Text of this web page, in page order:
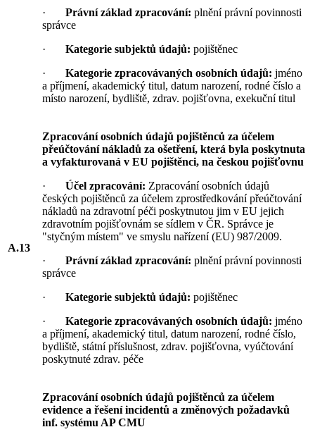
· Právní základ zpracování: plnění právní povinnosti
správce
· Kategorie subjektů údajů: pojištěnec
· Kategorie zpracovávaných osobních údajů: jméno
a příjmení, akademický titul, datum narození, rodné číslo a
místo narození, bydliště, zdrav. pojišťovna, exekuční titul
A.13
Zpracování osobních údajů pojištěnců za účelem
přeúčtování nákladů za ošetření, která byla poskytnuta
a vyfakturovaná v EU pojištěnci, na českou pojišťovnu
· Účel zpracování: Zpracování osobních údajů
českých pojištěnců za účelem zprostředkování přeúčtování
nákladů na zdravotní péči poskytnutou jim v EU jejich
zdravotním pojišťovnám se sídlem v ČR. Správce je
"styčným místem" ve smyslu nařízení (EU) 987/2009.
· Právní základ zpracování: plnění právní povinnosti
správce
· Kategorie subjektů údajů: pojištěnec
· Kategorie zpracovávaných osobních údajů: jméno
a příjmení, akademický titul, datum narození, rodné číslo,
bydliště, státní příslušnost, zdrav. pojišťovna, vyúčtování
poskytnuté zdrav. péče
Zpracování osobních údajů pojištěnců za účelem
evidence a řešení incidentů a změnových požadavků
inf. systému AP CMU